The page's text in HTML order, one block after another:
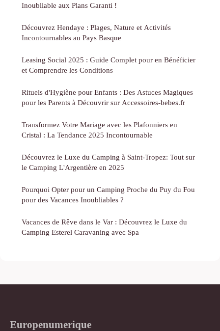
Inoubliable aux Plans Garanti !
Découvrez Hendaye : Plages, Nature et Activités
Incontournables au Pays Basque
Leasing Social 2025 : Guide Complet pour en Bénéficier
et Comprendre les Conditions
Rituels d'Hygiène pour Enfants : Des Astuces Magiques
pour les Parents à Découvrir sur Accessoires-bebes.fr
Transformez Votre Mariage avec les Plafonniers en
Cristal : La Tendance 2025 Incontournable
Découvrez le Luxe du Camping à Saint-Tropez: Tout sur
le Camping L'Argentière en 2025
Pourquoi Opter pour un Camping Proche du Puy du Fou
pour des Vacances Inoubliables ?
Vacances de Rêve dans le Var : Découvrez le Luxe du
Camping Esterel Caravaning avec Spa
Europenumerique